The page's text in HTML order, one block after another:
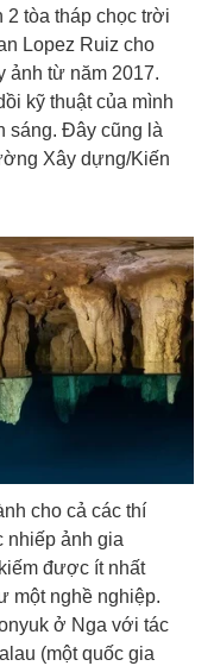
tòa tháp chọc trời
Lopez Ruiz cho
ảnh từ năm 2017.
kỹ thuật của mình
sáng. Đây cũng là
Xây dựng/Kiến
cho cả các thí
nhiếp ảnh gia
được ít nhất
một nghề nghiệp.
ở Nga với tác
(một quốc gia